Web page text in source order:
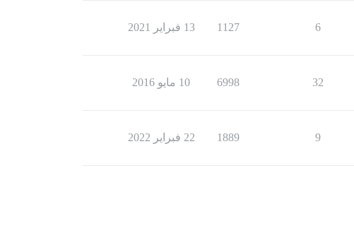
6
1127 13 فبراير 2021
32
6998 10 مايو 2016
9
1889 22 فبراير 2022